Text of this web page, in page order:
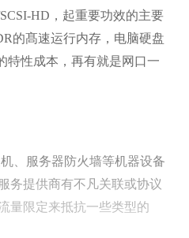
HD，起重要功效的主要
的髙速运行内存，电脑硬盘
特性成本，再有就是网口一
、服务器防火墙等机器设备
务提供商有不凡关联或协议
量限定来抵抗一些类型的